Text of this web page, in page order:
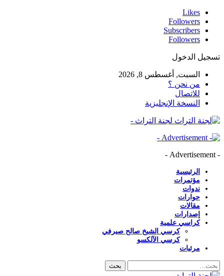
Likes
Followers
Subscribers
Followers
تسجيل الدخول
السبت, أغسطس 8, 2026
من نحن ؟
للاتصال
النسخة الإنجليزية
لجنة التراث -
- Advertisement -
الرئيسية
مؤتمرات
ندوات
حوارات
مقالات
إصدارات
كراسي علمية
كرسي الشيخ صالح صيرفي
كرسي الآلكسو
مرئيات